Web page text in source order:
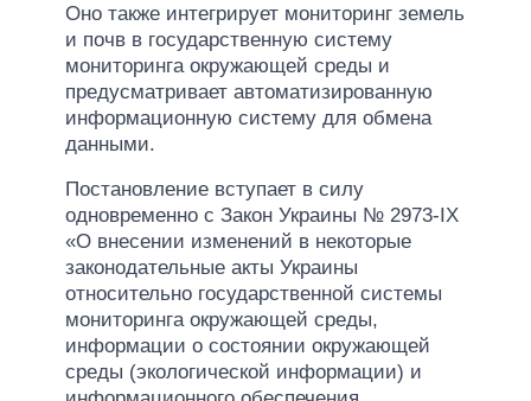
Оно также интегрирует мониторинг земель
и почв в государственную систему
мониторинга окружающей среды и
предусматривает автоматизированную
информационную систему для обмена
данными.
Постановление вступает в силу
одновременно с Закон Украины № 2973-IX
«О внесении изменений в некоторые
законодательные акты Украины
относительно государственной системы
мониторинга окружающей среды,
информации о состоянии окружающей
среды (экологической информации) и